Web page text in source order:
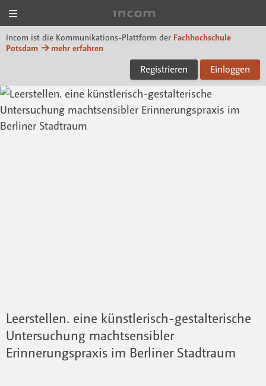
Incom ist die Kommunikations-Plattform der Fachhochschule
Potsdam
mehr erfahren
Registrieren Einloggen
Leerstellen. eine künstlerisch-gestalterische
Untersuchung machtsensibler
Erinnerungspraxis im Berliner Stadtraum